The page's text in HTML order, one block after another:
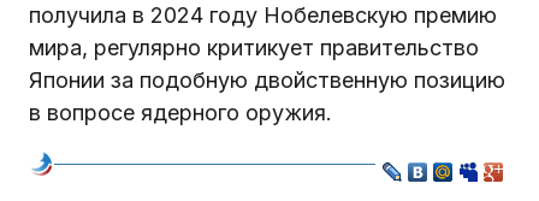
получила в 2024 году Нобелевскую премию
мира, регулярно критикует правительство
Японии за подобную двойственную позицию
в вопросе ядерного оружия.